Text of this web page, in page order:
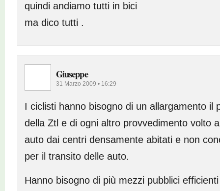
quindi andiamo tutti in bici
ma dico tutti .
Giuseppe
31 Marzo 2009 • 16:29
I ciclisti hanno bisogno di un allargamento il
della Ztl e di ogni altro provvedimento volto
auto dai centri densamente abitati e non
per il transito delle auto.
Hanno bisogno di più mezzi pubblici